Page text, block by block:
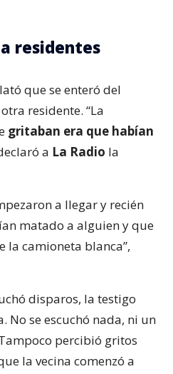
residentes
que se enteró del
residente. “La
gritaban era que habían
a La Radio la
a llegar y recién
matado a alguien y que
la camioneta blanca”,
disparos, la testigo
No se escuchó nada, ni un
percibió gritos
la vecina comenzó a